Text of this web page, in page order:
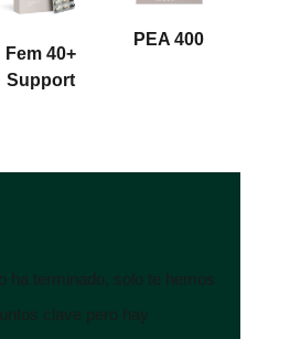
Fem 40+
Support
PEA 400
ha terminado, solo te hemos
clave pero hay